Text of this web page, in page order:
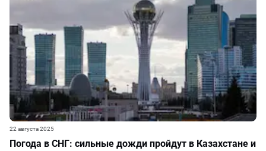
Погода в СНГ: сильные дожди пройдут в Казахстане и
22 августа 2025